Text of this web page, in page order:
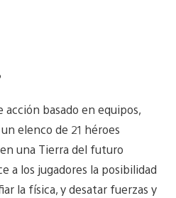
basado en equipos,
elenco de 21 héroes
una Tierra del futuro
a los jugadores la posibilidad
la física, y desatar fuerzas y